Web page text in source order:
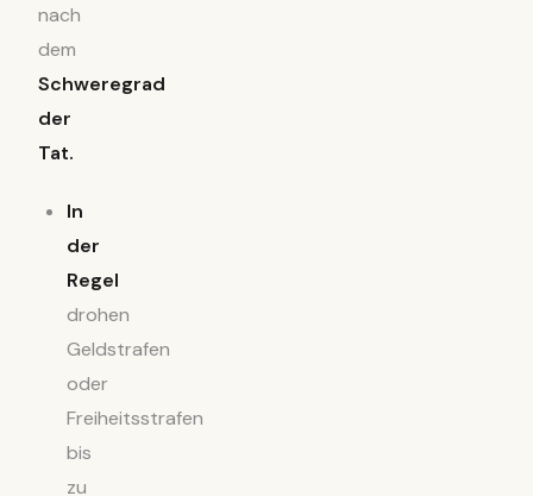
nach
dem
Schweregrad
der
Tat.
In
der
Regel
drohen
Geldstrafen
oder
Freiheitsstrafen
bis
zu